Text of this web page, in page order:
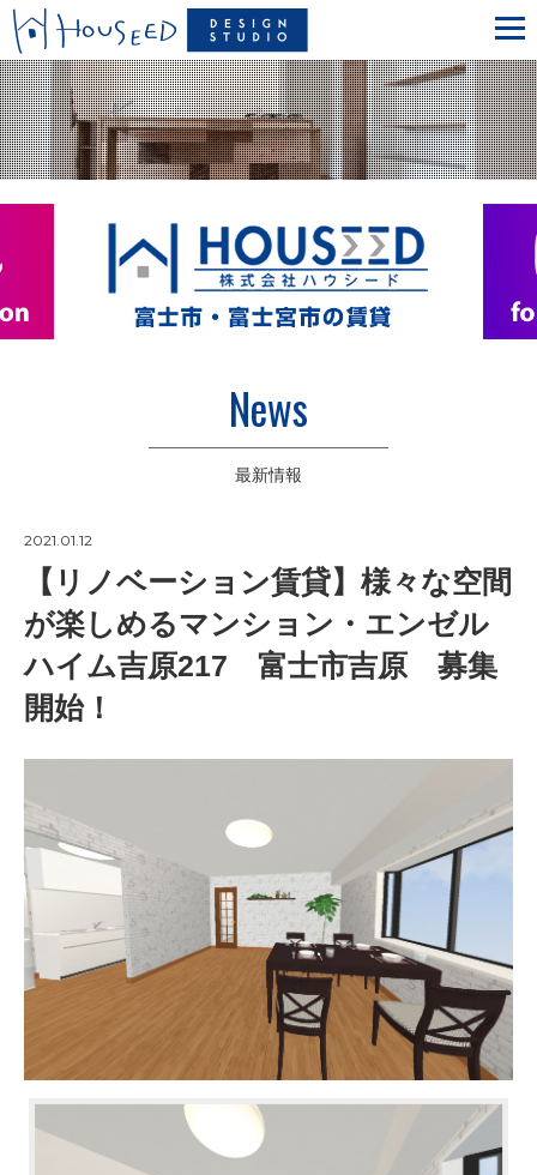
News
最新情報
2021.01.12
【リノベーション賃貸】様々な空間
が楽しめるマンション・エンゼル
ハイム吉原217 富士市吉原 募集
開始！